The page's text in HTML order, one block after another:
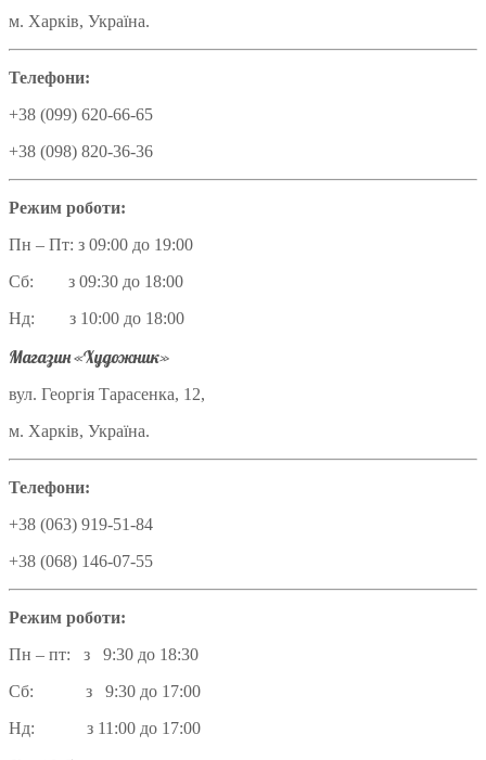
м. Харків, Україна.
Телефони:
+38 (099) 620-66-65
+38 (098) 820-36-36
Режим роботи:
Пн – Пт: з 09:00 до 19:00
Сб: з 09:30 до 18:00
Нд: з 10:00 до 18:00
Магазин «Художник»
вул. Георгія Тарасенка, 12,
м. Харків, Україна.
Телефони:
+38 (063) 919-51-84
+38 (068) 146-07-55
Режим роботи:
Пн – пт: з 9:30 до 18:30
Сб: з 9:30 до 17:00
Нд: з 11:00 до 17:00